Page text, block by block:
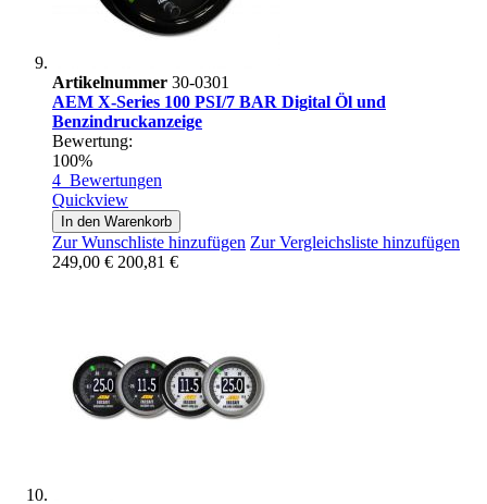
Artikelnummer 30-0301
AEM X-Series 100 PSI/7 BAR Digital Öl und
Benzindruckanzeige
Bewertung:
100%
4 Bewertungen
Quickview
In den Warenkorb
Zur Wunschliste hinzufügen Zur Vergleichsliste hinzufügen
249,00 € 200,81 €